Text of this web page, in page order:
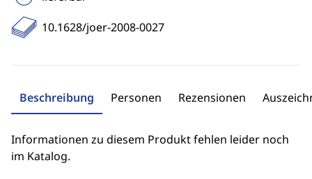
10.1628/joer-2008-0027
Beschreibung Personen Rezensionen
Informationen zu diesem Produkt fehlen leider noch
im Katalog.